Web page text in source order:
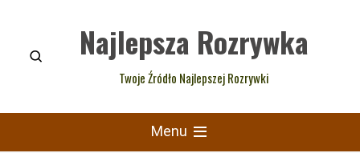
content
Najlepsza Rozrywka
Twoje Źródło Najlepszej Rozrywki
Menu